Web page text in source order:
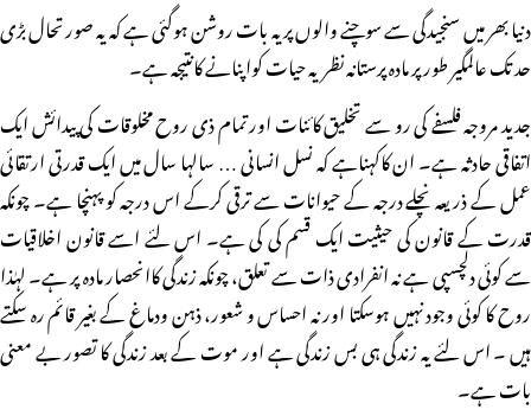
دنیا بھر میں سنجیدگی سے سوچنے والوں پر یہ بات روشن ہوگئی ہے کہ یہ صورتحال بڑی
حد تک عالمگیر طور پر مادہ پرستانہ نظریہ حیات کواپنانے کانتیجہ ہے۔
جدید مروجہ فلسفے کی رو سے تخلیق کائنات اور تمام ذی روح مخلوقات کی پیدائش ایک
اتفاقی حادثہ ہے۔ ان کاکہناہے کہ نسل انسانی … سالہا سال میں ایک قدرتی ارتقائی
عمل کے ذریعہ نچلے درجہ کے حیوانات سے ترقی کرکے اس درجہ کو پہنچا ہے۔ چونکہ
قدرت کے قانون کی حیثیت ایک قسم کی کی ہے۔ اس لئے اسے قانون اخلاقیات
سے کوئی دلچسپی ہے نہ انفرادی ذات سے تعلق، چونکہ زندگی کاانحصار مادہ پر ہے۔ لہٰذا
روح کا کوئی وجود نہیں ہوسکتا اور نہ احساس و شعور، ذہن ودماغ کے بغیر قائم رہ سکتے
ہیں ۔ اس لئے یہ زندگی ہی بس زندگی ہے اور موت کے بعد زندگی کا تصور بے معنی
بات ہے۔